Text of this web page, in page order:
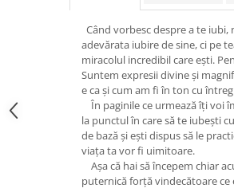
Relații de cuplu
Erotism
Psihologie practică
Lumea îngerilor
Când vorbesc despre a te iubi,
adevărata iubire de sine, ci pe
miracolul incredibil care eşti.
Suntem expresii divine şi
e ca şi cum am fi în ton cu
În paginile ce urmează îţi voi
la punctul în care să te iubeşti
de bază şi eşti dispus să le
viaţa ta vor fi uimitoare.
Aşa că hai să începem chiar
puternică forţă vindecătoare ce